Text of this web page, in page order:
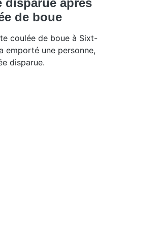
de boue
coulée de boue à Sixt-
emporté une personne,
disparue.